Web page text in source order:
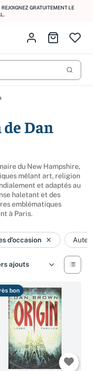
REJOIGNEZ GRATUITEMENT LE
vous cherchiez ?
pour être alerté dès
Identifiez-vous
Aller au
de Dan
du New Hampshire,
mêlant art, religion
et adaptés au
haletant et des
emblématiques
à Paris.
d’occasion
bon